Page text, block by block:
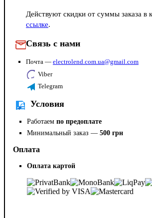
Действуют скидки от суммы заказа в
ссылке.
Связь с нами
Почта — electrolend.com.ua@gmail.com
Viber
Telegram
Условия
Работаем по предоплате
Минимальный заказ — 500 грн
Оплата
Оплата картой